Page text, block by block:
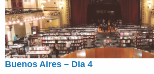
Buenos Aires – Dia 4